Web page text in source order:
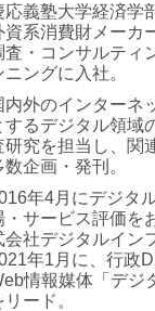
応義塾大学経済学
資系消費財メーカ
査・コンサルティ
ニングに入社。
内外のインターネ
するデジタル領域
研究を担当し、関
数企画・発刊。
年4月にデジタ
・サービス評価を
会社デジタルイン
年1月に、行政
情報媒体「デジ
リード。